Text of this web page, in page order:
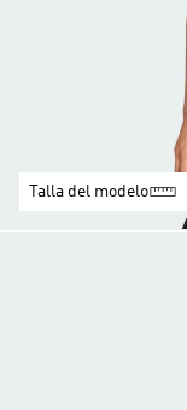
Talla del modelo